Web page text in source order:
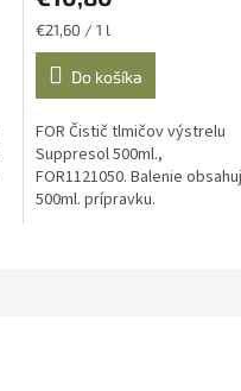
Jednotková
cena:
€21,60 / 1 l
Do košíka
FOR Čistič tlmičov výstrelu
Suppresol 500ml.,
FOR1121050. Balenie
500ml. prípravku.